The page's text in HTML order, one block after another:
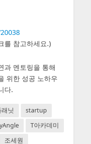
를 참고하세요.)
과 멘토링을 통해
위한 성공 노하우
다.
래닛
startup
T아카데미
조세원